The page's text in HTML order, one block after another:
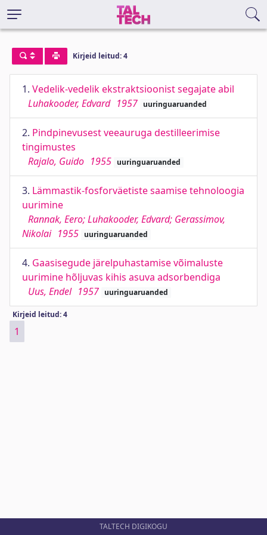
Kirjeid leitud: 4
1. Vedelik-vedelik ekstraktsioonist segajate abil
Luhakooder, Edvard 1957 uuringuaruanded
2. Pindpinevusest veeauruga destilleerimise
tingimustes
Rajalo, Guido 1955 uuringuaruanded
3. Lämmastik-fosforväetiste saamise tehnoloogia
uurimine
Rannak, Eero; Luhakooder, Edvard; Gerassimov,
Nikolai 1955 uuringuaruanded
4. Gaasisegude järelpuhastamise võimaluste
uurimine hõljuvas kihis asuva adsorbendiga
Uus, Endel 1957 uuringuaruanded
Kirjeid leitud: 4
1
TALTECH DIGIKOGU